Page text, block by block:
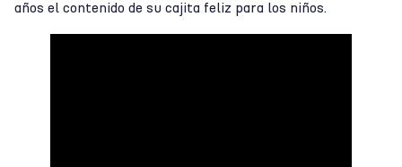
años el contenido de su cajita feliz para los niños.